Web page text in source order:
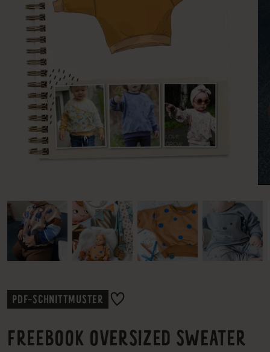
PDF-SCHNITTMUSTER
FREEBOOK OVERSIZED SWEATER